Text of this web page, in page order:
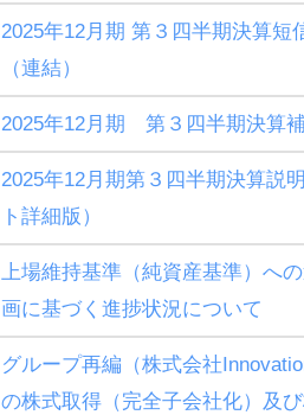
2025年12月期 第３四半期決算短
（連結）
2025年12月期 第３四半期決算
2025年12月期第３四半期決算説
ト詳細版）
上場維持基準（純資産基準）へ
画に基づく進捗状況について
グループ再編（株式会社
の株式取得（完全子会社化）及